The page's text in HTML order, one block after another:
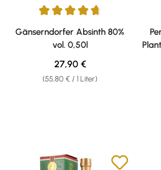
Durchschnittliche Bewertung von
Gänserndorfer Absinth 80%
vol. 0,50l
(55,80 € / 1 Liter)
Regulärer Preis:
27,90 €